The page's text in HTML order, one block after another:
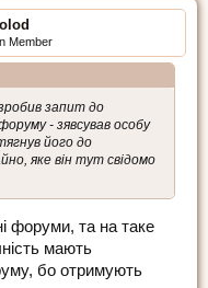
Member
запит до
- зявсував особу
його до
яке він тут свідомо
форуми, та на таке
мають
бо отримують